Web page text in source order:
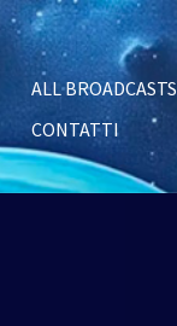
ALL BROADCASTS
CONTATTI